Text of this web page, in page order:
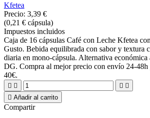
Kfetea
Precio: 3,39 €
(0,21 € cápsula)
Impuestos incluidos
Caja de 16 cápsulas Café con Leche Kfetea
Gusto. Bebida equilibrada con sabor y textura
diaria en mono-cápsula. Alternativa
DG. Compra al mejor precio con envío 24-48h
40€.
   
 Añadir al carrito
Compartir